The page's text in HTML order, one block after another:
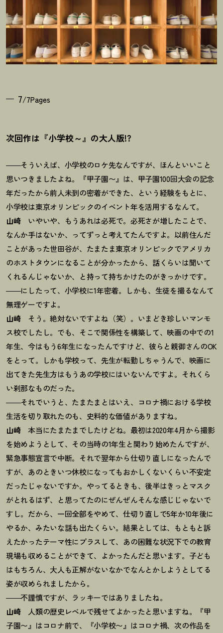
7/7Pages
次回作は『小学校～』の大人版!?
――そういえば、小学校のロケ先なんですが、ほんといいこと
思いつきましたよね。『甲子園〜』は、甲子園100回大会の記念
年だったから前人未到の密着ができた、という経験をもとに、
小学校は東京オリンピックのイベント年を活用するなんて。
山崎いやいや、もうあれは必死で。必死さが増したことで、
なんか手はないか、ってずっと考えてたんですよ。以前住んだ
ことがあった世田谷が、たまたま東京オリンピックでアメリカ
のホストタウンになることが分かったから、話くらいは聞いて
くれるんじゃないか、と持って持ちかけたのがきっかけです。
――にしたって、小学校に1年密着。しかも、生徒を撮るなんて
無理ゲーですよ。
山崎そう。絶対ないですよね（笑）。いまどき珍しいマンモ
ス校でしたし。でも、そこで関係性を構築して、映画の中での1
年生、今はもう6年生になったんですけど、彼らと親御さんのOK
をとって。しかも学校って、先生が転勤しちゃうんで、映画に
出てきた先生方はもうあの学校にはいないんですよ。それくら
い刹那なものだった。
――それでいうと、たまたまとはいえ、コロナ禍における学校
生活を切り取れたのも、史料的な価値がありますね。
山崎本当にたまたまでしたけどね。最初は2020年4月から撮影
を始めようとして、その当時の1年生と関わり始めたんですが、
緊急事態宣言で中断。それで翌年から仕切り直しになったんで
すが、あのときいつ休校になってもおかしくないくらい不安定
だったじゃないですか。やってるときも、後半はきっとマスク
がとれるはず、と思ってたのにぜんぜんそんな感じじゃないで
すし。だから、一回全部をやめて、仕切り直しで5年か10年後に
やるか、みたいな話も出たくらい。結果としては、もともと訴
えたかったテーマ性にプラスして、あの困難な状況下での教育
現場も収めることができて、よかったんだと思います。子ども
はもちろん、大人も正解がないなかでなんとかしようとしてる
姿が収められましたから。
――不謹慎ですが、ラッキーではありましたね。
山崎人類の歴史レベルで残せてよかったと思いますね。『甲
子園〜』はコロナ前で、『小学校〜』はコロナ禍、次の作品を